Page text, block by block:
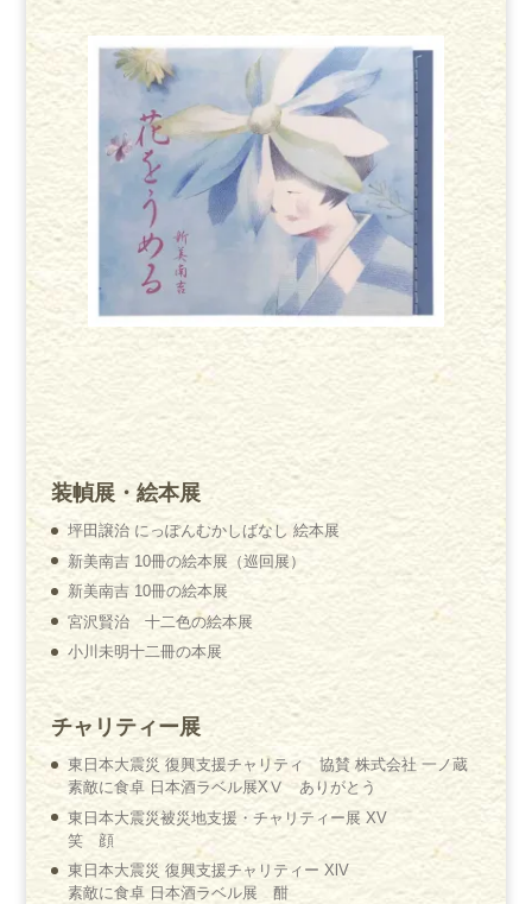
装幀展・絵本展
坪田譲治 にっぽんむかしばなし 絵本展
新美南吉 10冊の絵本展（巡回展）
新美南吉 10冊の絵本展
宮沢賢治 十二色の絵本展
小川未明十二冊の本展
チャリティー展
東日本大震災 復興支援チャリティ 協賛 株式会社 一ノ蔵
素敵に食卓 日本酒ラベル展XⅤ ありがとう
東日本大震災被災地支援・チャリティー展 XV
笑 顔
東日本大震災 復興支援チャリティー XlV
素敵に食卓 日本酒ラベル展 酣